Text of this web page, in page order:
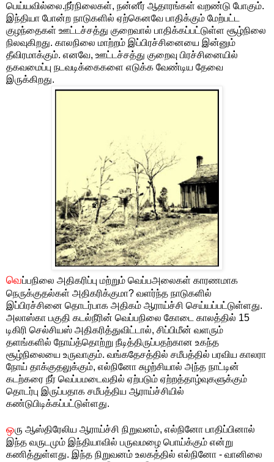
பெய்யவில்லை.நீர்நிலைகள், நன்னீர் ஆதாரங்கள் வறண்டு போகும்.
இந்தியா போன்ற நாடுகளில் ஏற்கெனவே பாதிக்கும் மேற்பட்ட
குழந்தைகள் ஊட்டச்சத்து குறைவால் பாதிக்கப்பட்டுள்ள சூழ்நிலை
நிலவுகிறது. காலநிலை மாற்றம் இப்பிரச்சினையை இன்னும்
தீவிரமாக்கும். எனவே, ஊட்டச்சத்து குறைவு பிரச்சினையில்
தகவமைப்பு நடவடிக்கைகளை எடுக்க வேண்டிய தேவை
இருக்கிறது.
வெப்பநிலை அதிகரிப்பு மற்றும் வெப்பஅலைகள் காரணமாக
நெருக்குதல்கள் அதிகரிக்குமா? வளர்ந்த நாடுகளில்
இப்பிரச்சினை தொடர்பாக அதிகம் ஆராய்ச்சி செய்யப்பட்டுள்ளது.
அலாஸ்கா பகுதி கடல்நீரின் வெப்பநிலை கோடை காலத்தில் 15
டிகிரி செல்சியஸ் அதிகரித்துவிட்டால், சிப்பிமீன் வளரும்
தளங்களில் நோய்த்தொற்று நீடித்திருப்பதற்கான உகந்த
சூழ்நிலையை உருவாகும். வங்கதேசத்தில் சமீபத்தில் பரவிய காலரா
நோய் தாக்குதலுக்கும், எல்நினோ சுழற்சியால் அந்த நாட்டின்
கடற்கரை நீர் வெப்பமடைவதில் ஏற்படும் ஏற்றத்தாழ்வுகளுக்கும்
தொடர்பு இருப்பதாக சமீபத்திய ஆராய்ச்சியில்
கண்டுபிடிக்கப்பட்டுள்ளது.
ஒரு ஆஸ்திரேலிய ஆராய்ச்சி நிறுவனம், எல்நினோ பாதிப்பினால்
இந்த வருடமும் இந்தியாவில் பருவமழை பொய்க்கும் என்று
கணித்துள்ளது. இந்த நிறுவனம் உலகத்தில் எல்நினோ - வானிலை